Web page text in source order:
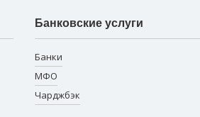
Банковские услуги
Банки
МФО
Чарджбэк